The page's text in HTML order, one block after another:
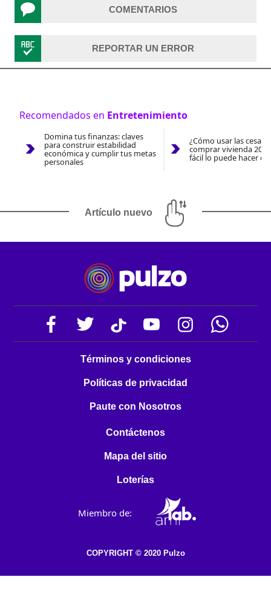
COMENTARIOS
REPORTAR UN ERROR
Recomendados en Entretenimiento
Domina tus finanzas: claves
para construir estabilidad
económica y cumplir tus metas
personales
¿Cómo usar las
comprar vivienda
fácil lo puede hacer
Artículo nuevo
Términos y condiciones
Políticas de privacidad
Paute con Nosotros
Contáctenos
Mapa del sitio
Loterías
Miembro de:
COPYRIGHT © 2020 Pulzo